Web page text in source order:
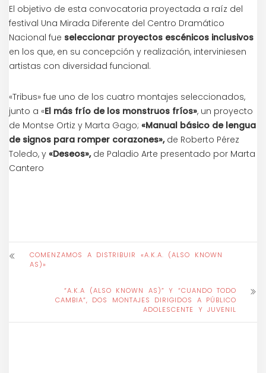
El objetivo de esta convocatoria proyectada a raíz del
festival Una Mirada Diferente del Centro Dramático
Nacional fue seleccionar proyectos escénicos inclusivos
en los que, en su concepción y realización, interviniesen
artistas con diversidad funcional.
«Tribus» fue uno de los cuatro montajes seleccionados,
junto a «El más frío de los monstruos fríos», un proyecto
de Montse Ortiz y Marta Gago; «Manual básico de lengua
de signos para romper corazones»,de Roberto Pérez
Toledo, y «Deseos»,de Paladio Arte presentado por Marta
Cantero
COMENZAMOS A DISTRIBUIR «A.K.A. (ALSO KNOWN
AS)»
“A.K.A (ALSO KNOWN AS)” Y “CUANDO TODO
CAMBIA”, DOS MONTAJES DIRIGIDOS A PÚBLICO
ADOLESCENTE Y JUVENIL